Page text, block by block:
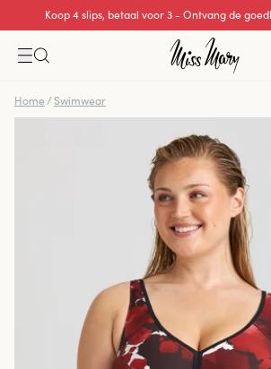
Koop 4 slips, betaal voor 3 - Ontvang de
Home / Swimwear